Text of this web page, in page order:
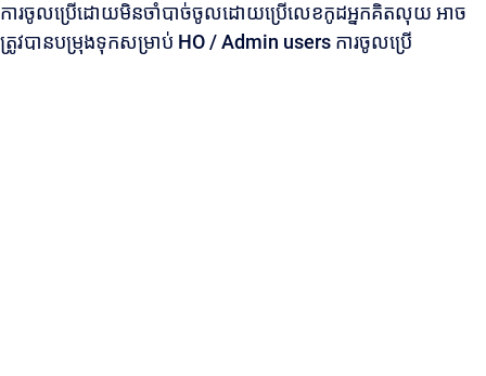
ការចូលប្រើដោយមិនចាំបាច់ចូលដោយប្រើលេខកូដអ្នកគិតលុយ អាច
ត្រូវបានបម្រុងទុកសម្រាប់ HO / Admin users ការចូលប្រើ